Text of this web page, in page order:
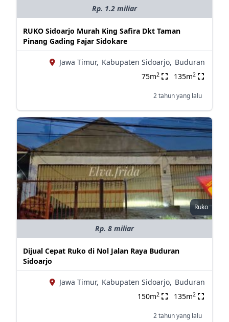
Rp. 1.2 miliar
RUKO Sidoarjo Murah King Safira Dkt Taman
Pinang Gading Fajar Sidokare
Jawa Timur, Kabupaten Sidoarjo, Buduran
75m2 135m2
2 tahun yang lalu
Ruko
Rp. 8 miliar
Dijual Cepat Ruko di Nol Jalan Raya Buduran
Sidoarjo
Jawa Timur, Kabupaten Sidoarjo, Buduran
150m2 135m2
2 tahun yang lalu